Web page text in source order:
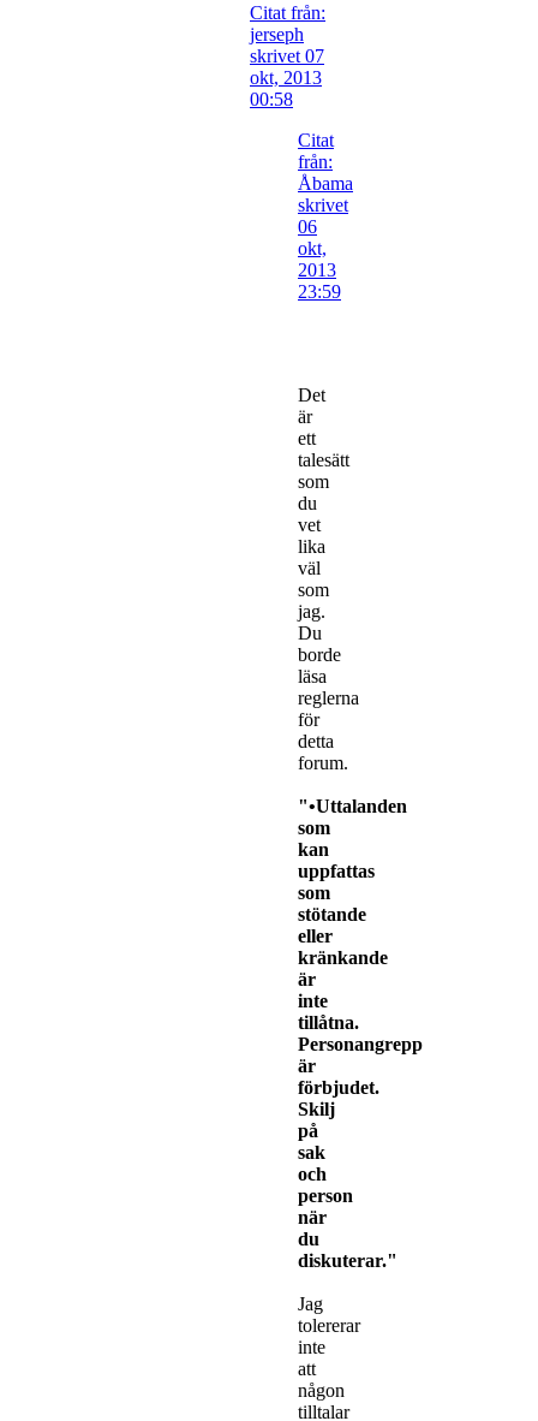
Citat från:
jerseph
skrivet 07
okt, 2013
00:58
Citat
från:
Åbama
skrivet
06
okt,
2013
23:59
Det
är
ett
talesätt
som
du
vet
lika
väl
som
jag.
Du
borde
läsa
reglerna
för
detta
forum.
"•Uttalanden
som
kan
uppfattas
som
stötande
eller
kränkande
är
inte
tillåtna.
Personangrepp
är
förbjudet.
Skilj
på
sak
och
person
när
du
diskuterar."
Jag
tolererar
inte
att
någon
tilltalar